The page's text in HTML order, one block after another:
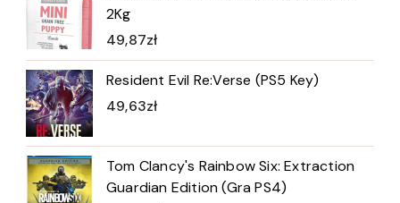
2Kg
49,87zł
Resident Evil Re:Verse (PS5 Key)
49,63zł
Tom Clancy's Rainbow Six: Extraction
Guardian Edition (Gra PS4)